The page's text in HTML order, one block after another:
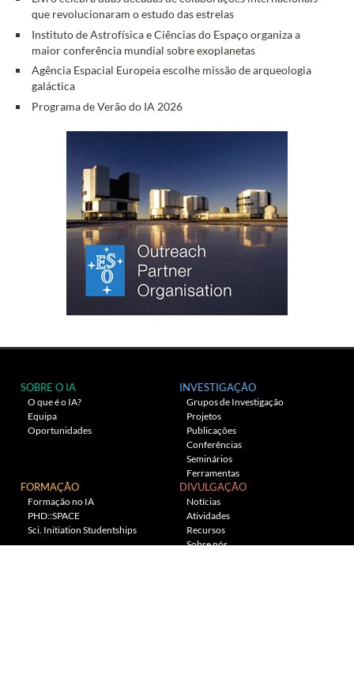
que revolucionaram o estudo das estrelas
Instituto de Astrofísica e Ciências do Espaço organiza a
maior conferência mundial sobre exoplanetas
Agência Espacial Europeia escolhe missão de arqueologia
galáctica
Programa de Verão do IA 2026
SOBRE O IA
O que é o IA?
Equipa
Oportunidades
INVESTIGAÇÃO
Grupos de Investigação
Projetos
Publicações
Conferências
Seminários
Ferramentas
FORMAÇÃO
Formação no IA
PHD::SPACE
Sci. Initiation Studentships
DIVULGAÇÃO
Notícias
Atividades
Recursos
Sobre nós